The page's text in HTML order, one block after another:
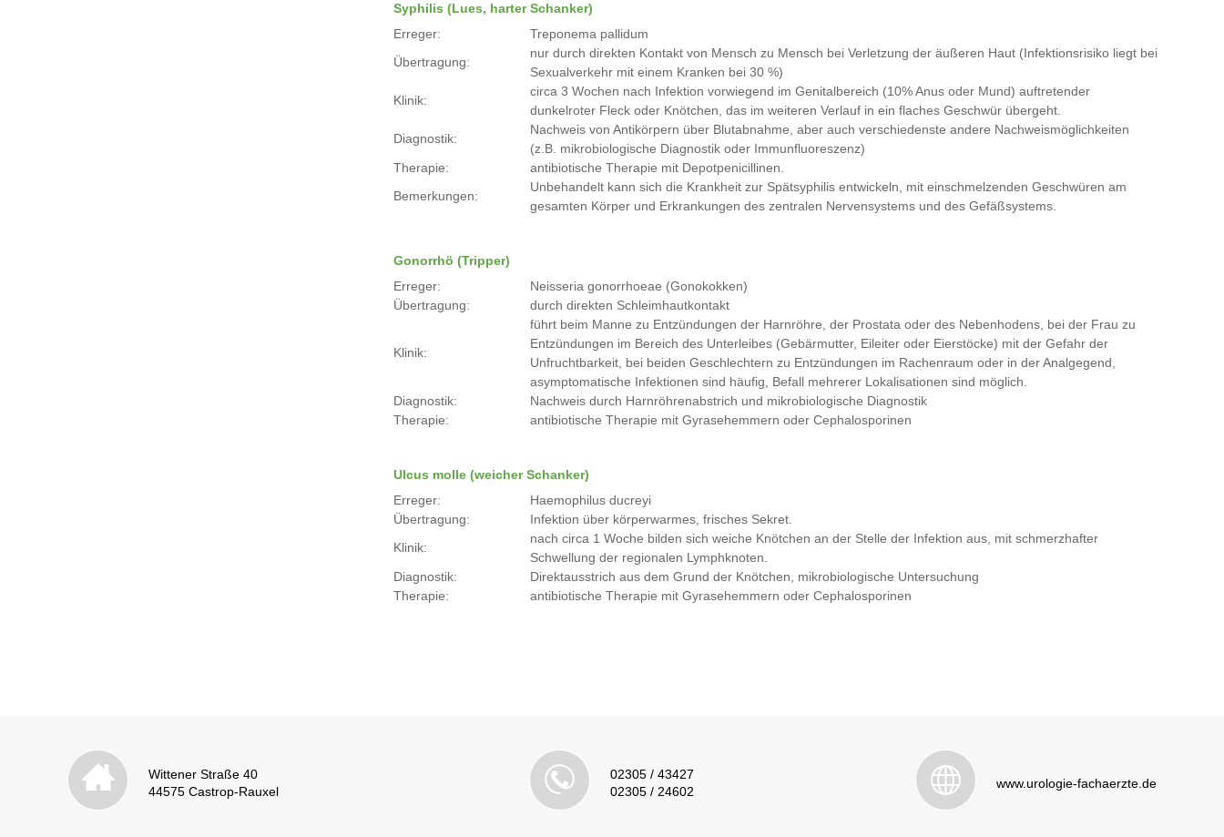
Syphilis (Lues, harter Schanker)
Erreger:
Treponema pallidum
Übertragung:
nur durch direkten Kontakt von Mensch zu Mensch bei Verletzung der äußeren Haut (Infektionsrisiko liegt bei
Sexualverkehr mit einem Kranken bei 30 %)
Klinik:
circa 3 Wochen nach Infektion vorwiegend im Genitalbereich (10% Anus oder Mund) auftretender
dunkelroter Fleck oder Knötchen, das im weiteren Verlauf in ein flaches Geschwür übergeht.
Diagnostik:
Nachweis von Antikörpern über Blutabnahme, aber auch verschiedenste andere Nachweismöglichkeiten
(z.B. mikrobiologische Diagnostik oder Immunfluoreszenz)
Therapie:
antibiotische Therapie mit Depotpenicillinen.
Bemerkungen:
Unbehandelt kann sich die Krankheit zur Spätsyphilis entwickeln, mit einschmelzenden Geschwüren am
gesamten Körper und Erkrankungen des zentralen Nervensystems und des Gefäßsystems.
Gonorrhö (Tripper)
Erreger:
Neisseria gonorrhoeae (Gonokokken)
Übertragung:
durch direkten Schleimhautkontakt
Klinik:
führt beim Manne zu Entzündungen der Harnröhre, der Prostata oder des Nebenhodens, bei der Frau zu
Entzündungen im Bereich des Unterleibes (Gebärmutter, Eileiter oder Eierstöcke) mit der Gefahr der
Unfruchtbarkeit, bei beiden Geschlechtern zu Entzündungen im Rachenraum oder in der Analgegend,
asymptomatische Infektionen sind häufig, Befall mehrerer Lokalisationen sind möglich.
Diagnostik:
Nachweis durch Harnröhrenabstrich und mikrobiologische Diagnostik
Therapie:
antibiotische Therapie mit Gyrasehemmern oder Cephalosporinen
Ulcus molle (weicher Schanker)
Erreger:
Haemophilus ducreyi
Übertragung:
Infektion über körperwarmes, frisches Sekret.
Klinik:
nach circa 1 Woche bilden sich weiche Knötchen an der Stelle der Infektion aus, mit schmerzhafter
Schwellung der regionalen Lymphknoten.
Diagnostik:
Direktausstrich aus dem Grund der Knötchen, mikrobiologische Untersuchung
Therapie:
antibiotische Therapie mit Gyrasehemmern oder Cephalosporinen
Wittener Straße 40
44575 Castrop-Rauxel
02305 / 43427
02305 / 24602
www.urologie-fachaerzte.de